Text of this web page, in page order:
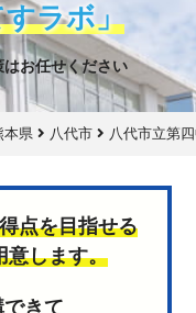
すラボ」
お任せください
本県 八代市 八代市立第
点を目指せる
意します。
きて